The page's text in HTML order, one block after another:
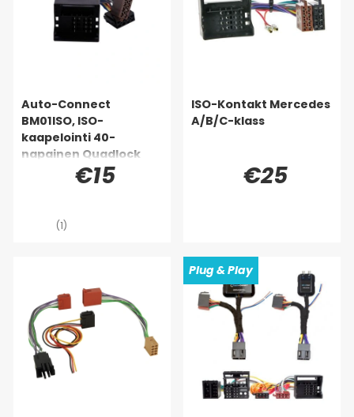
Auto-Connect
BM01ISO, ISO-
kaapelointi 40-
napainen Quadlock
€15
(1)
ISO-Kontakt Mercedes
A/B/C-klass
€25
Plug & Play